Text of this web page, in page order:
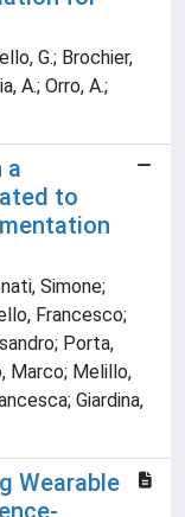
G.; Brochier,
A.; Orro, A.;
a
to
Simone;
Francesco;
Porta,
Marco; Melillo,
Giardina,
Wearable